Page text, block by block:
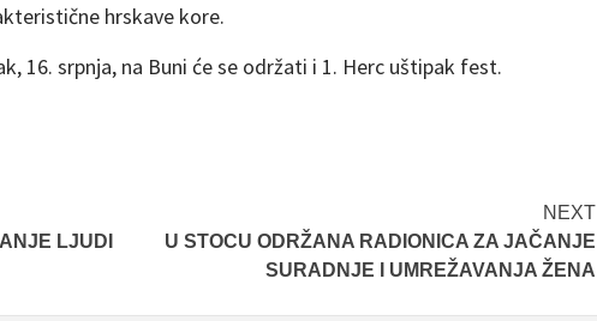
hrskave kore.
16. srpnja, na Buni će se održati i 1. Herc uštipak fest.
LJUDI
NEXT
U STOCU ODRŽANA RADIONICA ZA JAČANJE
SURADNJE I UMREŽAVANJA ŽENA